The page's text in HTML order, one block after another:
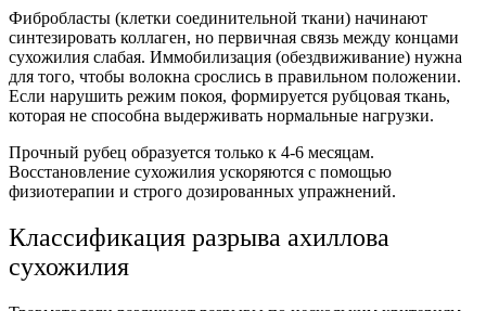
Фибробласты (клетки соединительной ткани) начинают
синтезировать коллаген, но первичная связь между концами
сухожилия слабая. Иммобилизация (обездвиживание) нужна
для того, чтобы волокна срослись в правильном положении.
Если нарушить режим покоя, формируется рубцовая ткань,
которая не способна выдерживать нормальные нагрузки.
Прочный рубец образуется только к 4-6 месяцам.
Восстановление сухожилия ускоряются с помощью
физиотерапии и строго дозированных упражнений.
Классификация разрыва ахиллова
сухожилия